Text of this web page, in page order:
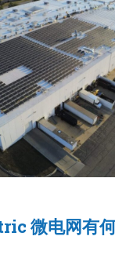
微电网有